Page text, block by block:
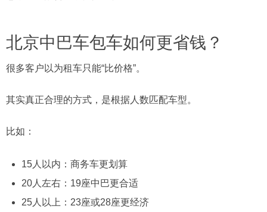
北京中巴车包车如何更省钱？
很多客户以为租车只能“比价格”。
其实真正合理的方式，是根据人数匹配车型。
比如：
15人以内：商务车更划算
20人左右：19座中巴更合适
25人以上：23座或28座更经济